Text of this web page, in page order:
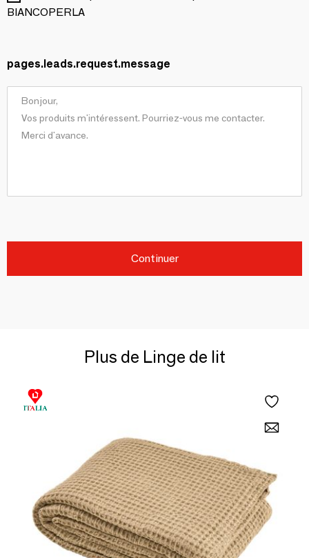
BIANCOPERLA
pages.leads.request.message
Continuer
Plus de Linge de lit